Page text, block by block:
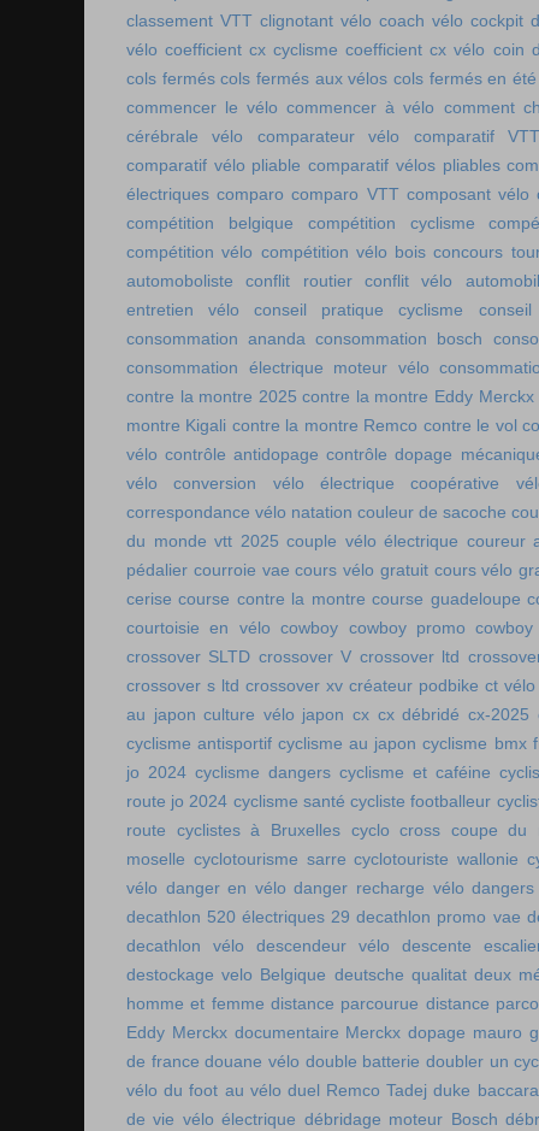
classement VTT clignotant vélo coach vélo cockpit
vélo coefficient cx cyclisme coefficient cx vélo coin
cols fermés cols fermés aux vélos cols fermés en été
commencer le vélo commencer à vélo comment
cérébrale vélo
comparateur vélo
comparatif
comparatif vélo pliable comparatif vélos pliables
électriques comparo comparo VTT composant vélo
compétition belgique
compétition cyclisme
compétition vélo compétition vélo bois concours
automoboliste
conflit routier
conflit vélo
entretien vélo
conseil pratique cyclisme
consommation ananda consommation bosch
consommation électrique moteur vélo
contre la montre 2025 contre la montre Eddy Merckx
montre Kigali contre la montre Remco contre le vol
vélo contrôle antidopage contrôle dopage
vélo
conversion vélo électrique
coopérative
correspondance vélo natation couleur de sacoche
du monde vtt 2025 couple vélo électrique coureur
pédalier courroie vae cours vélo gratuit cours vélo
cerise course contre la montre course guadeloupe
courtoisie en vélo cowboy cowboy promo
crossover SLTD crossover V crossover ltd
crossover s ltd crossover xv créateur podbike ct vélo
au japon culture vélo japon cx cx débridé cx-2025
cyclisme antisportif cyclisme au japon cyclisme bmx
jo 2024 cyclisme dangers cyclisme et caféine
route jo 2024 cyclisme santé cycliste footballeur
route
cyclistes à Bruxelles cyclo cross coupe du
moselle cyclotourisme sarre cyclotouriste wallonie
vélo danger en vélo danger recharge vélo
decathlon 520 électriques 29 decathlon promo vae
decathlon vélo
descendeur vélo
descente
destockage velo Belgique deutsche qualitat deux
homme et femme distance parcourue distance
Eddy Merckx documentaire Merckx dopage mauro
de france douane vélo double batterie doubler un
vélo du foot au vélo duel Remco Tadej duke baccara
de vie vélo électrique débridage moteur Bosch